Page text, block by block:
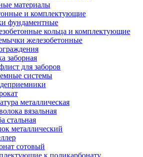
материалы
и комплектующие
фундаментные
кольца и комплектующие
железобетонные
заборная
для заборов
системы
металлическая
вязальная
стальная
металлический
сотовый